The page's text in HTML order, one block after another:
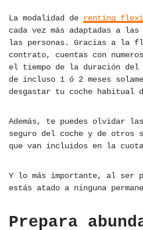
La modalidad de renting
cada vez más adaptadas a
las personas. Gracias a la
contrato, cuentas con
el tiempo de la duración del
de incluso 1 ó 2 meses
desgastar tu coche habitual
Además, te puedes olvidar
seguro del coche y de otros
que van incluidos en la
Y lo más importante, al ser
estás atado a ninguna
Prepara